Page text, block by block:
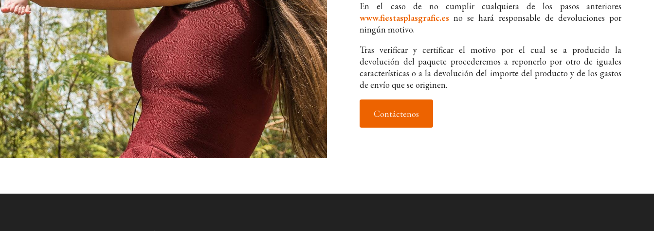
En el caso de no cumplir cualquiera de los pasos anteriores
www.fiestasplasgrafic.es no se hará responsable de devoluciones por
ningún motivo.
Tras verificar y certificar el motivo por el cual se a producido la
devolución del paquete procederemos a reponerlo por otro de iguales
características o a la devolución del importe del producto y de los gastos
de envío que se originen.
Contáctenos